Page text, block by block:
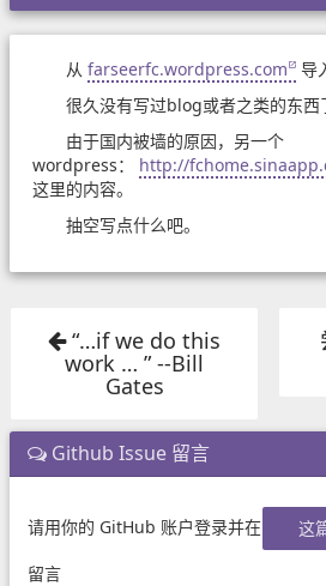
从 farseerfc.wordpress.com
导
很久没有写过blog或者之类的东西
由于国内被墙的原因，另一个
wordpress： http://
这里的内容。
抽空写点什么吧。
“…if we do this
work … ” --Bill
Gates
Github Issue 留言
请用你的 GitHub 账户登录并在
这
留言